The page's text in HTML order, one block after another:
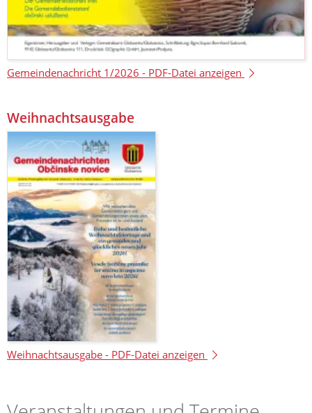
Gemeindenachricht 1/2026 - PDF-Datei anzeigen
Weihnachtsausgabe
Weihnachtsausgabe - PDF-Datei anzeigen